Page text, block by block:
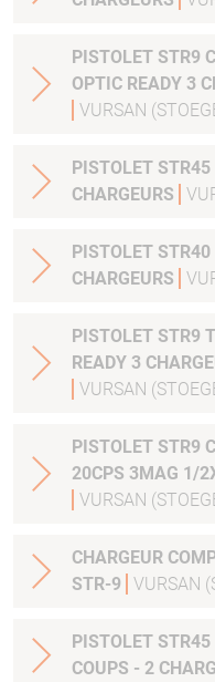
PISTOLET STR9 COMBAT
OPTIC READY 3
VURSAN
PISTOLET
CHARGEURS
PISTOLET
CHARGEURS
PISTOLET STR9
READY 3
VURSAN
PISTOLET STR9
20CPS 3MAG 1/
VURSAN
CHARGEUR
STR-9
VURSAN
PISTOLET
COUPS - 2